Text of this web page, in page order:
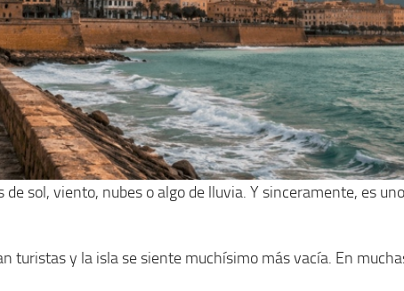
sol, viento, nubes o algo de lluvia. Y sinceramente, es
turistas y la isla se siente muchísimo más vacía. En